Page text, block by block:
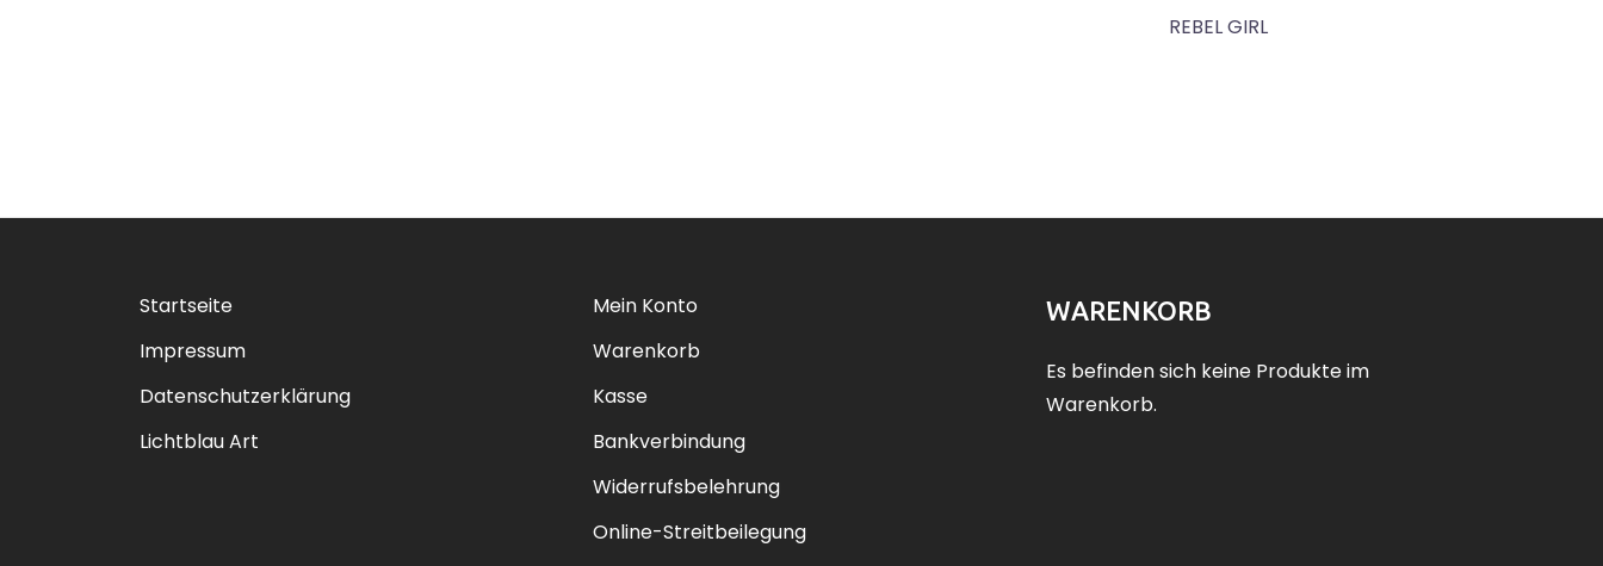
REBEL GIRL
Startseite
Impressum
Datenschutzerklärung
Lichtblau Art
Mein Konto
Warenkorb
Kasse
Bankverbindung
Widerrufsbelehrung
Online-Streitbeilegung
WARENKORB
Es befinden sich keine Produkte im
Warenkorb.